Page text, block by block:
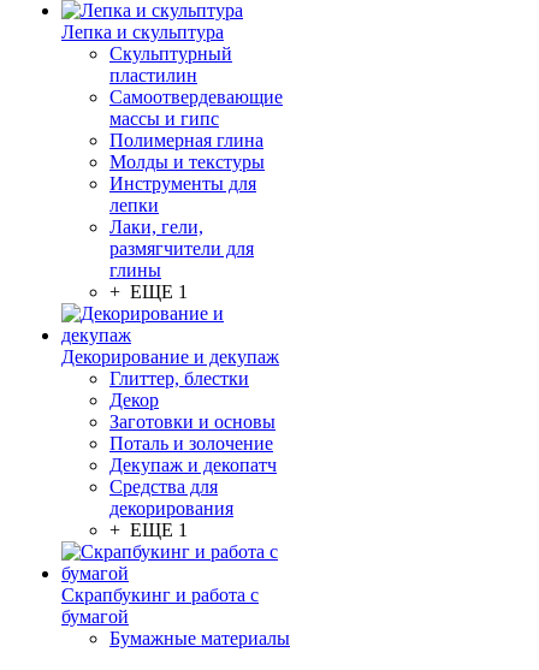
Лепка и скульптура
Скульптурный
пластилин
Самоотвердевающие
массы и гипс
Полимерная глина
Молды и текстуры
Инструменты для
лепки
Лаки, гели,
размягчители для
глины
+ ЕЩЕ 1
Декорирование и декупаж
Глиттер, блестки
Декор
Заготовки и основы
Поталь и золочение
Декупаж и декопатч
Средства для
декорирования
+ ЕЩЕ 1
Скрапбукинг и работа с
бумагой
Бумажные материалы